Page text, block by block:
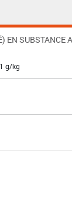
EN SUBSTANCE
g/kg